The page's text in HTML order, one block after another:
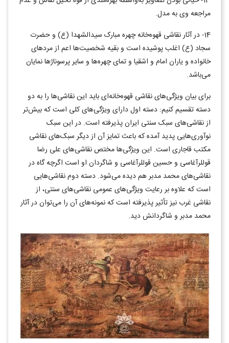
مراجعه وی به مدل.
14- در آثار نقاشی قهوه‌خانه چهره مبارک سیدالشهدا (ع) و حضرت
سجاد (ع) اغلب پوشیده است و بقیه شخصیت‌ها اعم از مردهای
خانواده و یاران امام و اشقیا و تمای چهره‌ها و سایر پرسوناژها نمایان
می‌باشد.
برای بیان ویژگی‌های نقاشی قهوه‌خانه‌ای باید این نقاشی‌ها را به دو
دسته تقسیم کنیم: دسته اول دارای ویژگی‌های کلی است که بیش‌تر
از نقاشی‌های سبک سنتی ایران پذیرفته است. در این سبک
نوآوری‌هایی پدید آمده که باعث تمایز آن از دیگر سبک‌های نقاشی
مکتب قاجاری است. این ویژگی‌ها مختص نقاشی‌های علی رضا
قوللرآغاسی و حسین قوللرآغاسی و شاگردان او است اگرچه گاه در
نقاشی‌های محمد مدبر هم دیده می‌شود. دسته دوم نقاشی‌هایی
است که علاوه بر رعایت ویژگی‌های عمومی نقاشی‌های سنتی، از
نقاشی غرب نیز تأثیر پذیرفته است که نمونه‌های آن را می‌توان در آثار
محمد مدبر و شاگردانش دید.